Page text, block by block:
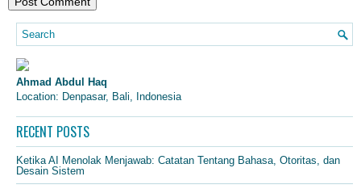
Ahmad Abdul Haq
Location: Denpasar, Bali, Indonesia
RECENT POSTS
Ketika AI Menolak Menjawab: Catatan Tentang Bahasa, Otoritas, dan
Desain Sistem